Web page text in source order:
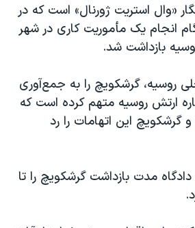
«وال استریت ژورنال» است که در
انجام یک مأموریت کاری در شهر
بازداشت شد.
روسیه، گرشکویچ را به جمع‌آوری
ارتش روسیه متهم کرده است که
گرشکویچ این اتهامات را رد
دادگاه مدت بازداشت گرشکویچ را تا